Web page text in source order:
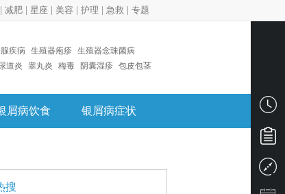
减肥 星座 美容 护理 急救 专题
疾病 生殖器疱疹 生殖器念珠菌病
道炎 睾丸炎 梅毒 阴囊湿疹 包皮包茎
屑病饮食 银屑病症状
搜